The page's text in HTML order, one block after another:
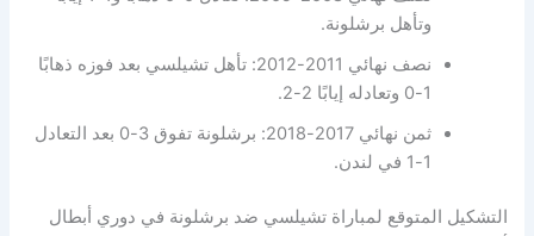
وتأهل برشلونة.
نصف نهائي 2011-2012: تأهل تشيلسي بعد فوزه ذهابًا
1-0 وتعادله إيابًا 2-2.
ثمن نهائي 2017-2018: برشلونة تفوق 3-0 بعد التعادل
1-1 في لندن.
التشكيل المتوقع لمباراة تشيلسي ضد برشلونة في دوري أبطال